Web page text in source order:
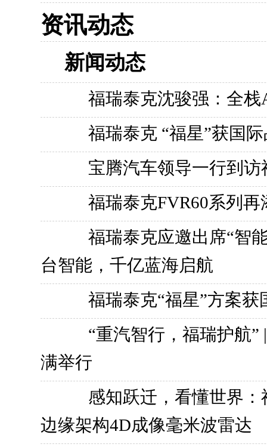
资讯动态
新闻动态
福瑞泰克沈骏强：全
福瑞泰克 “福星”获国
宝腾汽车领导一行到
福瑞泰克FVR60系列
福瑞泰克应邀出席“智
台智能，千亿蓝海启航
福瑞泰克“福星”方案
“重汽智行，福瑞护航
满举行
感知跃迁，看懂世界
边缘架构4D成像毫米波雷达